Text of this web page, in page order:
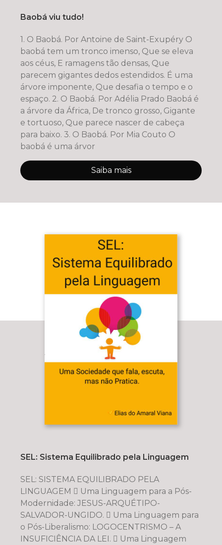
Baobá viu tudo!
1. O Baobá. Por Antoine de Saint-Exupéry O
baobá tem um tronco imenso, Que se eleva
aos céus, E ramagens tão densas, Que
parecem gigantes dedos estendidos. É uma
árvore imponente, Que desafia o tempo e o
espaço. 2. O Baobá. Por Adélia Prado Baobá é
a árvore da África, De tronco grosso, Gigante
e tortuoso, Que parece nascer de cabeça
para baixo. 3. O Baobá. Por Mia Couto O
baobá é uma árvor
Saiba mais
SEL: Sistema Equilibrado pela Linguagem
SEL: SISTEMA EQUILIBRADO PELA
LINGUAGEM  Uma Linguagem para a Pós-
Modernidade: JESUS-ARQUÉTIPO-
SALVADOR-UNGIDO.  Uma Linguagem para
o Pós-Liberalismo: LOGOCENTRISMO – A
INSUFICIÊNCIA DA LEI.  Uma Linguagem